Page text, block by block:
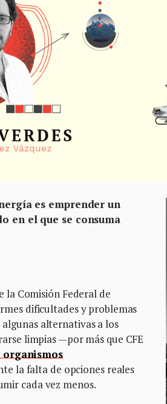
es emprender un
en el que se consuma
Comisión Federal de
dificultades y problemas
alternativas a los
limpias —por más que CFE
organismos
la falta de opciones reales
cada vez menos.